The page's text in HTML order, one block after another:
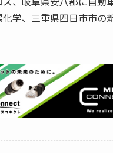
化学、三重県四日市市の